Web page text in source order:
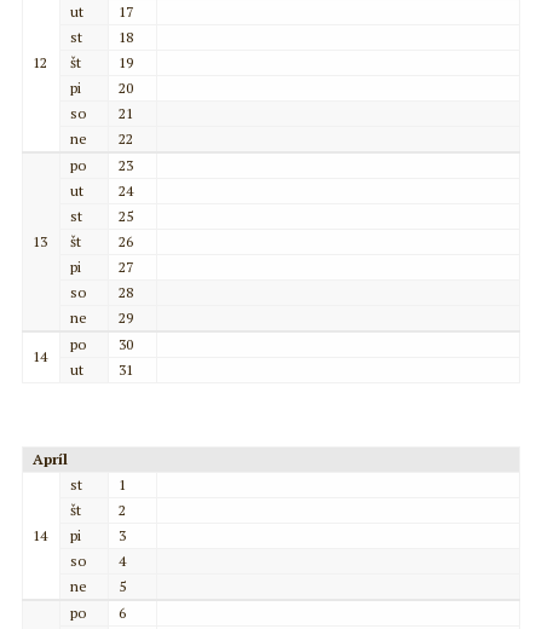
12
ut
17
st
18
št
19
pi
20
so
21
ne
22
13
po
23
ut
24
st
25
št
26
pi
27
so
28
ne
29
14
po
30
ut
31
Apríl
14
st
1
št
2
pi
3
so
4
ne
5
po
6